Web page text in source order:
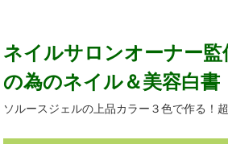
ネイルサロンオーナー監
の為のネイル＆美容白書
ソルースジェルの上品カラー３色で作る！